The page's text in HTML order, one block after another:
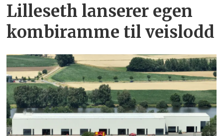
Lilleseth lanserer egen
kombi­ramme til veislodd